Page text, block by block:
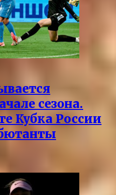
сезона.
Кубка России